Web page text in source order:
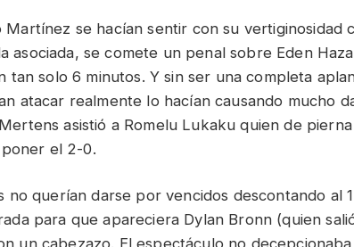
se hacían sentir con su vertiginosidad
asociada, se comete un penal sobre Eden
tan solo 6 minutos. Y sin ser una completa
atacar realmente lo hacían causando mucho
asistió a Romelu Lukaku quien de
poner el 2-0.
no querían darse por vencidos descontando al
para que apareciera Dylan Bronn (quien